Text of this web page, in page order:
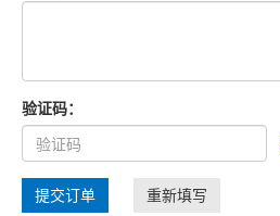
验证码：
提交订单 重新填写